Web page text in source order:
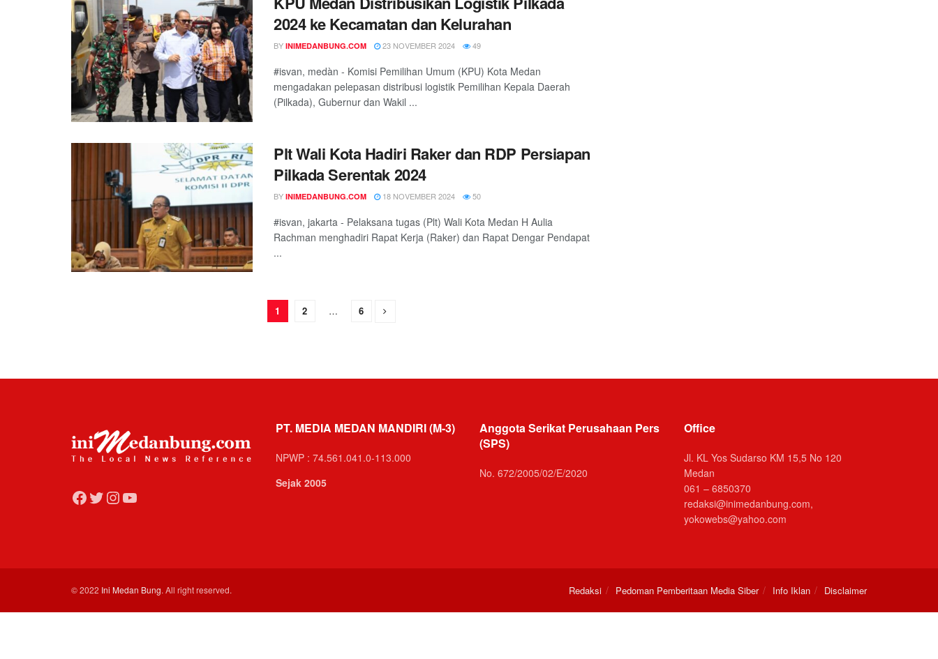
2024 ke Kecamatan dan Kelurahan
BY INIMEDANBUNG.COM 23 NOVEMBER 2024 49
#isvan, medàn - Komisi Pemilihan Umum (KPU) Kota Medan
mengadakan pelepasan distribusi logistik Pemilihan Kepala Daerah
(Pilkada), Gubernur dan Wakil ...
Plt Wali Kota Hadiri Raker dan RDP Persiapan
Pilkada Serentak 2024
BY INIMEDANBUNG.COM 18 NOVEMBER 2024 50
#isvan, jakarta - Pelaksana tugas (Plt) Wali Kota Medan H Aulia
Rachman menghadiri Rapat Kerja (Raker) dan Rapat Dengar Pendapat
...
1 2 … 6
Facebook
Twitter
Instagram
YouTube
PT. MEDIA MEDAN MANDIRI (M-3)
NPWP : 74.561.041.0-113.000
Sejak 2005
Anggota Serikat Perusahaan Pers
(SPS)
No. 672/2005/02/E/2020
Office
Jl. KL Yos Sudarso KM 15,5 No 120
Medan
061 – 6850370
redaksi@inimedanbung.com,
yokowebs@yahoo.com
Redaksi Pedoman Pemberitaan Media Siber Info Iklan Disclaimer
© 2022 Ini Medan Bung. All right reserved.